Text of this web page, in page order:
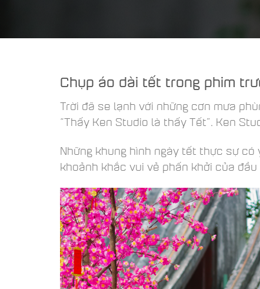
Chụp áo dài tết trong phim
Trời đã se lạnh với những cơn mưa
“Thấy Ken Studio là thấy Tết”. Ken
Những khung hình ngày tết thực sự
khoảnh khắc vui vẻ phấn khởi của đầu